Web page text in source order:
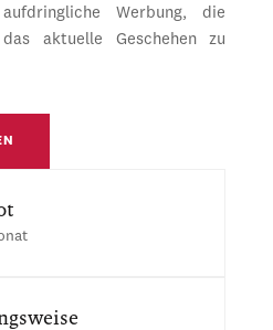
Werbung, die
aktuelle Geschehen zu